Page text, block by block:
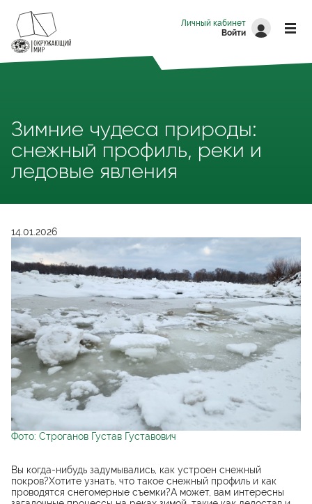
Личный кабинет
Войти
Зимние чудеса природы:
снежный профиль, реки и
ледовые явления
14.01.2026
Фото: Строганов Густав Густавович
Вы когда-нибудь задумывались, как устроен снежный
покров?Хотите узнать, что такое снежный профиль и как
проводятся снегомерные съемки?А может, вам интересны